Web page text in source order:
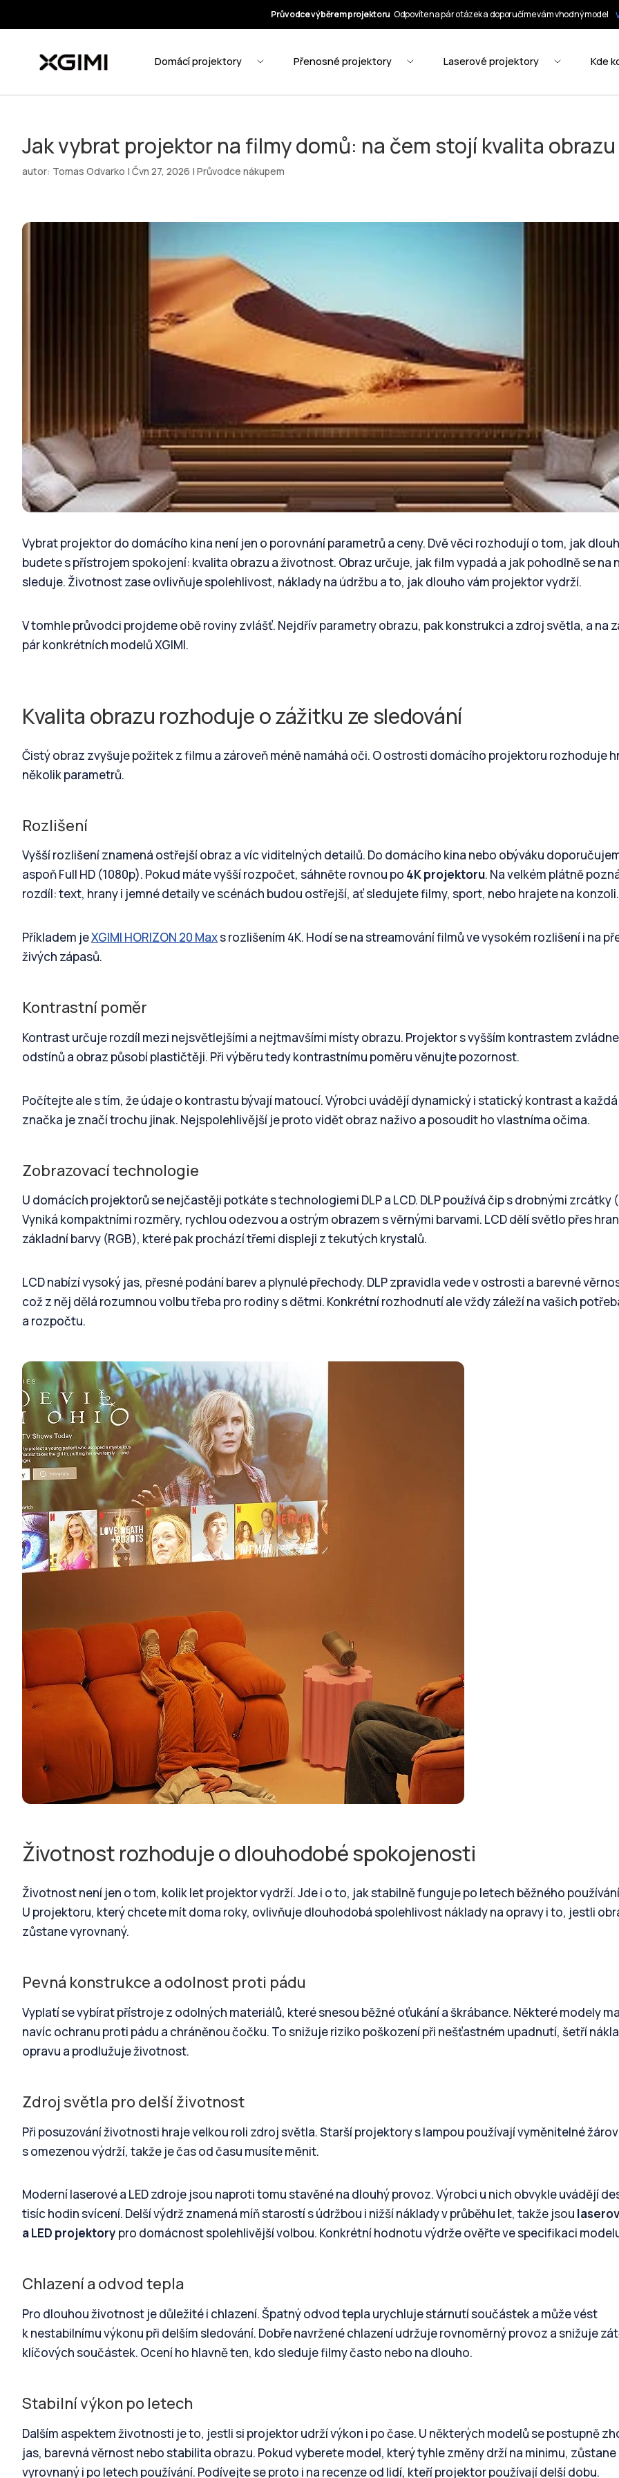
Jak vybrat projektor na filmy domů: na čem stojí kvalita
autor: Tomas Odvarko | Čvn 27, 2026 | Průvodce nákupem
Vybrat projektor do domácího kina není jen o porovnání parametrů a ceny. Dvě věci rozhodují o tom, jak
budete s přístrojem spokojení: kvalita obrazu a životnost. Obraz určuje, jak film vypadá a jak pohodlně se na
sleduje. Životnost zase ovlivňuje spolehlivost, náklady na údržbu a to, jak dlouho vám projektor vydrží.
V tomhle průvodci projdeme obě roviny zvlášť. Nejdřív parametry obrazu, pak konstrukci a zdroj světla, a na
pár konkrétních modelů XGIMI.
Kvalita obrazu rozhoduje o zážitku ze sledování
Čistý obraz zvyšuje požitek z filmu a zároveň méně namáhá oči. O ostrosti domácího projektoru rozhoduje
několik parametrů.
Rozlišení
Vyšší rozlišení znamená ostřejší obraz a víc viditelných detailů. Do domácího kina nebo obýváku
aspoň Full HD (1080p). Pokud máte vyšší rozpočet, sáhněte rovnou po 4K projektoru. Na velkém plátně
rozdíl: text, hrany i jemné detaily ve scénách budou ostřejší, ať sledujete filmy, sport, nebo hrajete na konzoli.
Příkladem jeXGIMI HORIZON 20 Maxs rozlišením 4K. Hodí se na streamování filmů ve vysokém rozlišení i na
živých zápasů.
Kontrastní poměr
Kontrast určuje rozdíl mezi nejsvětlejšími a nejtmavšími místy obrazu. Projektor s vyšším kontrastem
odstínů a obraz působí plastičtěji. Při výběru tedy kontrastnímu poměru věnujte pozornost.
Počítejte ale s tím, že údaje o kontrastu bývají matoucí. Výrobci uvádějí dynamický i statický kontrast a každá
značka je značí trochu jinak. Nejspolehlivější je proto vidět obraz naživo a posoudit ho vlastníma očima.
Zobrazovací technologie
U domácích projektorů se nejčastěji potkáte s technologiemi DLP a LCD. DLP používá čip s drobnými zrcátky
Vyniká kompaktními rozměry, rychlou odezvou a ostrým obrazem s věrnými barvami. LCD dělí světlo přes
základní barvy (RGB), které pak prochází třemi displeji z tekutých krystalů.
LCD nabízí vysoký jas, přesné podání barev a plynulé přechody. DLP zpravidla vede v ostrosti a barevné
což z něj dělá rozumnou volbu třeba pro rodiny s dětmi. Konkrétní rozhodnutí ale vždy záleží na vašich
a rozpočtu.
Životnost rozhoduje o dlouhodobé spokojenosti
Životnost není jen o tom, kolik let projektor vydrží. Jde i o to, jak stabilně funguje po letech běžného
U projektoru, který chcete mít doma roky, ovlivňuje dlouhodobá spolehlivost náklady na opravy i to, jestli
zůstane vyrovnaný.
Pevná konstrukce a odolnost proti pádu
Vyplatí se vybírat přístroje z odolných materiálů, které snesou běžné oťukání a škrábance. Některé modely
navíc ochranu proti pádu a chráněnou čočku. To snižuje riziko poškození při nešťastném upadnutí, šetří
opravu a prodlužuje životnost.
Zdroj světla pro delší životnost
Při posuzování životnosti hraje velkou roli zdroj světla. Starší projektory s lampou používají vyměnitelné
s omezenou výdrží, takže je čas od času musíte měnit.
Moderní laserové a LED zdroje jsou naproti tomu stavěné na dlouhý provoz. Výrobci u nich obvykle uvádějí
tisíc hodin svícení. Delší výdrž znamená míň starostí s údržbou i nižší náklady v průběhu let, takže jsou
a LED projektory pro domácnost spolehlivější volbou. Konkrétní hodnotu výdrže ověřte ve specifikaci
Chlazení a odvod tepla
Pro dlouhou životnost je důležité i chlazení. Špatný odvod tepla urychluje stárnutí součástek a může vést
k nestabilnímu výkonu při delším sledování. Dobře navržené chlazení udržuje rovnoměrný provoz a snižuje
klíčových součástek. Ocení ho hlavně ten, kdo sleduje filmy často nebo na dlouho.
Stabilní výkon po letech
Dalším aspektem životnosti je to, jestli si projektor udrží výkon i po čase. U některých modelů se postupně
jas, barevná věrnost nebo stabilita obrazu. Pokud vyberete model, který tyhle změny drží na minimu,
vyrovnaný i po letech používání. Podívejte se proto i na recenze od lidí, kteří projektor používají delší dobu.